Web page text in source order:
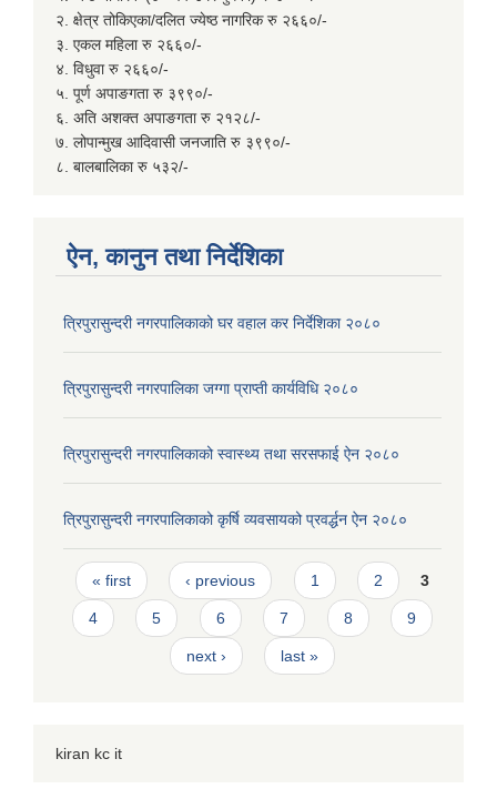
२. क्षेत्र तोकिएका/दलित ज्येष्ठ नागरिक रु २६६०/-
३. एकल महिला रु २६६०/-
४. विधुवा रु २६६०/-
५. पूर्ण अपाङगता रु ३९९०/-
६. अति अशक्त अपाङगता रु २१२८/-
७. लोपान्मुख आदिवासी जनजाति रु ३९९०/-
८. बालबालिका रु ५३२/-
ऐन, कानुन तथा निर्देशिका
त्रिपुरासुन्दरी नगरपालिकाको घर वहाल कर निर्देशिका २०८०
त्रिपुरासुन्दरी नगरपालिका जग्गा प्राप्ती कार्यविधि २०८०
त्रिपुरासुन्दरी नगरपालिकाको स्वास्थ्य तथा सरसफाई ऐन २०८०
त्रिपुरासुन्दरी नगरपालिकाको कृर्षि व्यवसायको प्रवर्द्धन ऐन २०८०
Pages
« first ‹ previous 1 2 3
4 5 6 7 8 9
next › last »
kiran kc it